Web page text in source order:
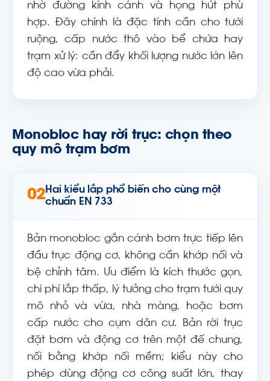
nhờ đường kính cánh và họng hút phù
hợp. Đây chính là đặc tính cần cho tưới
ruộng, cấp nước thô vào bể chứa hay
trạm xử lý: cần đẩy khối lượng nước lớn lên
độ cao vừa phải.
Monobloc hay rời trục: chọn theo
quy mô trạm bơm
02Hai kiểu lắp phổ biến cho cùng một
chuẩn EN 733
Bản monobloc gắn cánh bơm trực tiếp lên
đầu trục động cơ, không cần khớp nối và
bệ chỉnh tâm. Ưu điểm là kích thước gọn,
chi phí lắp thấp, lý tưởng cho trạm tưới quy
mô nhỏ và vừa, nhà màng, hoặc bơm
cấp nước cho cụm dân cư. Bản rời trục
đặt bơm và động cơ trên một đế chung,
nối bằng khớp nối mềm; kiểu này cho
phép dùng động cơ công suất lớn, thay